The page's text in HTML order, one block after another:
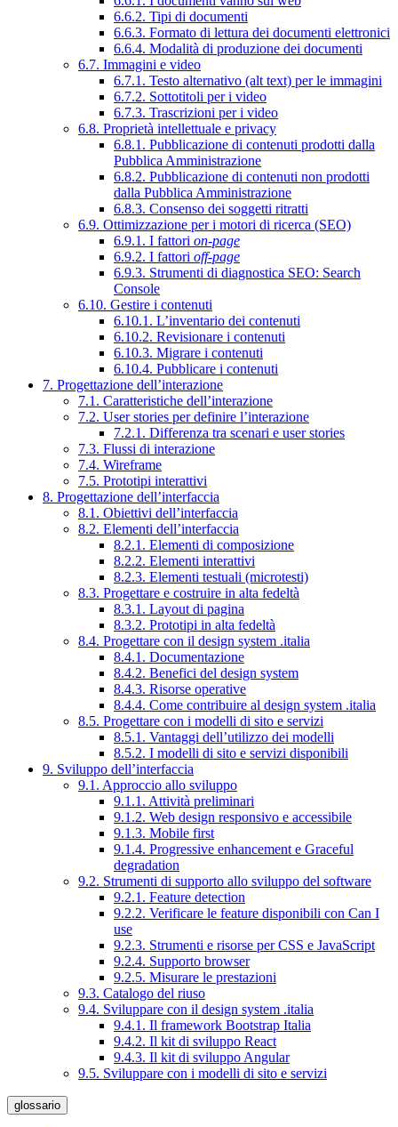
6.6.2. Tipi di documenti
6.6.3. Formato di lettura dei documenti elettronici
6.6.4. Modalità di produzione dei documenti
6.7. Immagini e video
6.7.1. Testo alternativo (alt text) per le immagini
6.7.2. Sottotitoli per i video
6.7.3. Trascrizioni per i video
6.8. Proprietà intellettuale e privacy
6.8.1. Pubblicazione di contenuti prodotti dalla
Pubblica Amministrazione
6.8.2. Pubblicazione di contenuti non prodotti
dalla Pubblica Amministrazione
6.8.3. Consenso dei soggetti ritratti
6.9. Ottimizzazione per i motori di ricerca (SEO)
6.9.1. I fattori on-page
6.9.2. I fattori off-page
6.9.3. Strumenti di diagnostica SEO: Search
Console
6.10. Gestire i contenuti
6.10.1. L’inventario dei contenuti
6.10.2. Revisionare i contenuti
6.10.3. Migrare i contenuti
6.10.4. Pubblicare i contenuti
7. Progettazione dell’interazione
7.1. Caratteristiche dell’interazione
7.2. User stories per definire l’interazione
7.2.1. Differenza tra scenari e user stories
7.3. Flussi di interazione
7.4. Wireframe
7.5. Prototipi interattivi
8. Progettazione dell’interfaccia
8.1. Obiettivi dell’interfaccia
8.2. Elementi dell’interfaccia
8.2.1. Elementi di composizione
8.2.2. Elementi interattivi
8.2.3. Elementi testuali (microtesti)
8.3. Progettare e costruire in alta fedeltà
8.3.1. Layout di pagina
8.3.2. Prototipi in alta fedeltà
8.4. Progettare con il design system .italia
8.4.1. Documentazione
8.4.2. Benefici del design system
8.4.3. Risorse operative
8.4.4. Come contribuire al design system .italia
8.5. Progettare con i modelli di sito e servizi
8.5.1. Vantaggi dell’utilizzo dei modelli
8.5.2. I modelli di sito e servizi disponibili
9. Sviluppo dell’interfaccia
9.1. Approccio allo sviluppo
9.1.1. Attività preliminari
9.1.2. Web design responsivo e accessibile
9.1.3. Mobile first
9.1.4. Progressive enhancement e Graceful
degradation
9.2. Strumenti di supporto allo sviluppo del software
9.2.1. Feature detection
9.2.2. Verificare le feature disponibili con Can I
use
9.2.3. Strumenti e risorse per CSS e JavaScript
9.2.4. Supporto browser
9.2.5. Misurare le prestazioni
9.3. Catalogo del riuso
9.4. Sviluppare con il design system .italia
9.4.1. Il framework Bootstrap Italia
9.4.2. Il kit di sviluppo React
9.4.3. Il kit di sviluppo Angular
9.5. Sviluppare con i modelli di sito e servizi
glossario